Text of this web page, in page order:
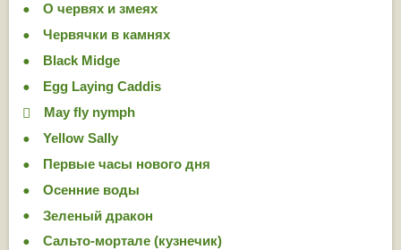
О червях и змеях
Червячки в камнях
Black Midge
Egg Laying Caddis
May fly nymph
Yellow Sally
Первые часы нового дня
Осенние воды
Зеленый дракон
Сальто-мортале (кузнечик)